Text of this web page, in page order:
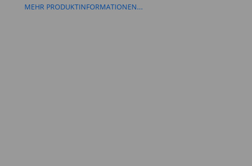
MEHR PRODUKTINFORMATIONEN...